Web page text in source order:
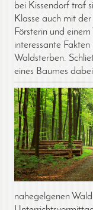
bei Kissendorf traf
Klasse auch mit der
Försterin und
interessante
Waldsterben.
eines Baumes
nahegelgenen